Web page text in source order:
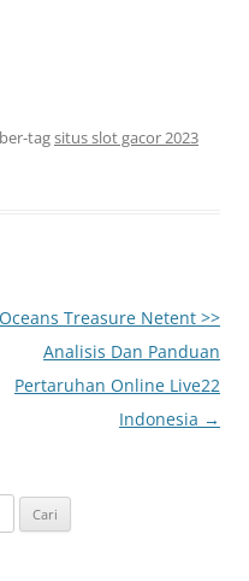
tagsitus slot gacor 2023
Oceans Treasure Netent >>
Analisis Dan Panduan
Pertaruhan Online Live22
Indonesia →